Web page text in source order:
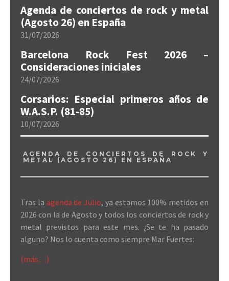
Agenda de conciertos de rock y metal
(Agosto 26) en España
31/07/2026
Barcelona Rock Fest 2026 –
Consideraciones iniciales
24/07/2026
Corsarios: Especial primeros años de
W.A.S.P. (81-85)
10/07/2026
AGENDA DE CONCIERTOS DE ROCK Y
METAL (AGOSTO 26) EN ESPAÑA
Tras la agenda de Julio, ya estamos 100% metidos en
2026 con la de Agosto y todos los conciertos de rock y
metal previstos para este mes. ¿Se te ha pasado
alguno? Nos lo cuenta como siempre Mar Fuertes:
(más…)